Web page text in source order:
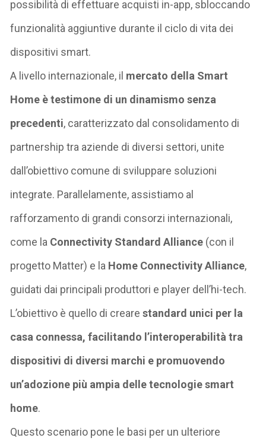
possibilità di effettuare acquisti in-app, sbloccando
funzionalità aggiuntive durante il ciclo di vita dei
dispositivi smart.
A livello internazionale, il mercato della Smart
Home è testimone di un dinamismo senza
precedenti, caratterizzato dal consolidamento di
partnership tra aziende di diversi settori, unite
dall’obiettivo comune di sviluppare soluzioni
integrate. Parallelamente, assistiamo al
rafforzamento di grandi consorzi internazionali,
come la Connectivity Standard Alliance (con il
progetto Matter) e la Home Connectivity Alliance,
guidati dai principali produttori e player dell’hi-tech.
L’obiettivo è quello di crearestandard unici per la
casa connessa, facilitando l’interoperabilità tra
dispositivi di diversi marchi e promuovendo
un’adozione più ampia delle tecnologie smart
home.
Questo scenario pone le basi per un ulteriore